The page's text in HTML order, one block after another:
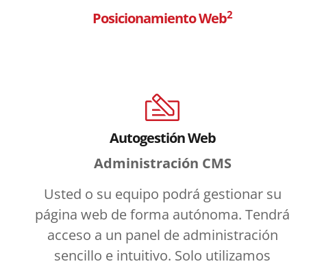
Posicionamiento Web2
Autogestión Web
Administración CMS
Usted o su equipo podrá gestionar su
página web de forma autónoma. Tendrá
acceso a un panel de administración
sencillo e intuitivo. Solo utilizamos